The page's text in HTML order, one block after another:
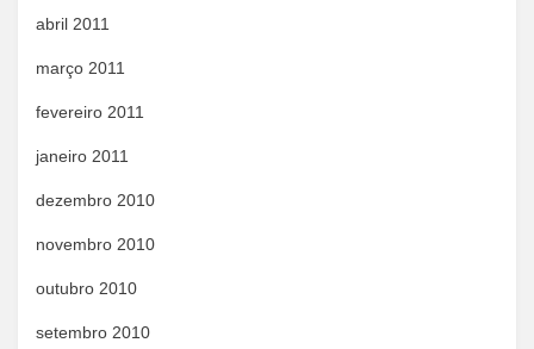
abril 2011
março 2011
fevereiro 2011
janeiro 2011
dezembro 2010
novembro 2010
outubro 2010
setembro 2010